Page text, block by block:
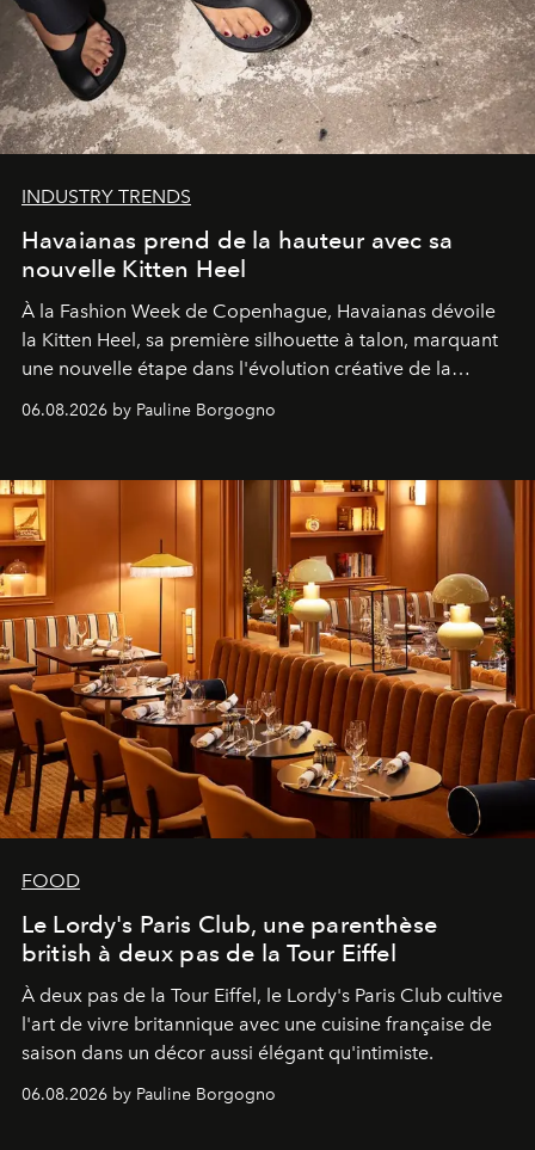
INDUSTRY TRENDS
Havaianas prend de la hauteur avec sa
nouvelle Kitten Heel
À la Fashion Week de Copenhague, Havaianas dévoile
la Kitten Heel, sa première silhouette à talon, marquant
une nouvelle étape dans l'évolution créative de la
06.08.2026 by Pauline Borgogno
FOOD
Le Lordy's Paris Club, une parenthèse
british à deux pas de la Tour Eiffel
À deux pas de la Tour Eiffel, le Lordy's Paris Club cultive
l'art de vivre britannique avec une cuisine française de
saison dans un décor aussi élégant qu'intimiste.
06.08.2026 by Pauline Borgogno